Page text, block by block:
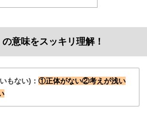
の意味をスッキリ理解！
もない)： ①正体がない②考えが浅い